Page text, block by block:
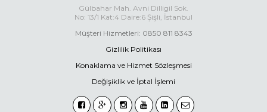
Gülbahar Mah. Avni Dilligil Sok.
No: 13/1 Kat:4 Daire:6 Şişli, İstanbul
Müşteri Hizmetleri: 0850 811 8343
Gizlilik Politikası
Konaklama ve Hizmet Sözleşmesi
Değişiklik ve İptal İşlemi